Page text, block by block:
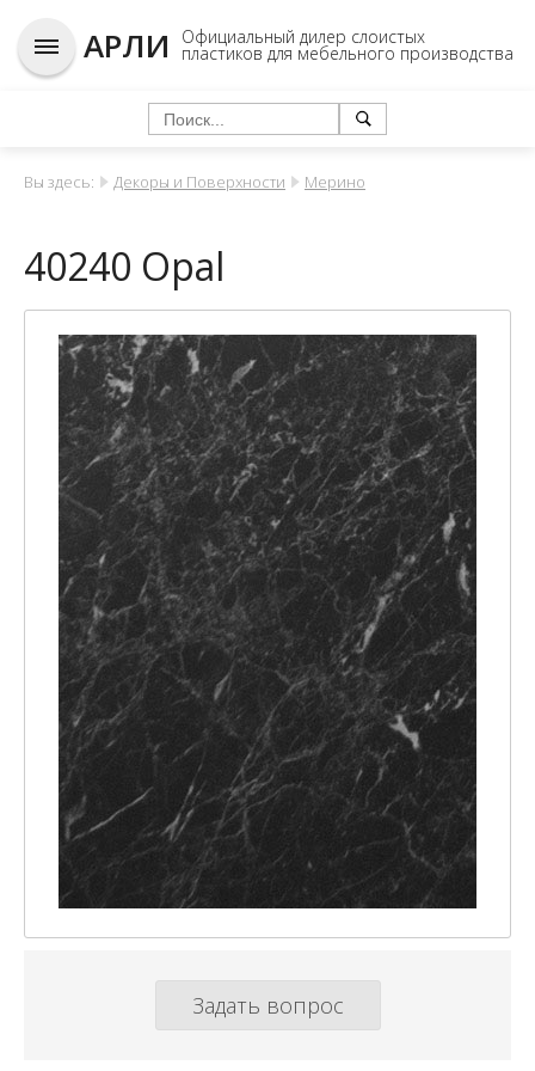
АРЛИ Официальный дилер слоистых
пластиков для мебельного производства
Вы здесь: Декоры и Поверхности Мерино
40240 Opal
Задать вопрос